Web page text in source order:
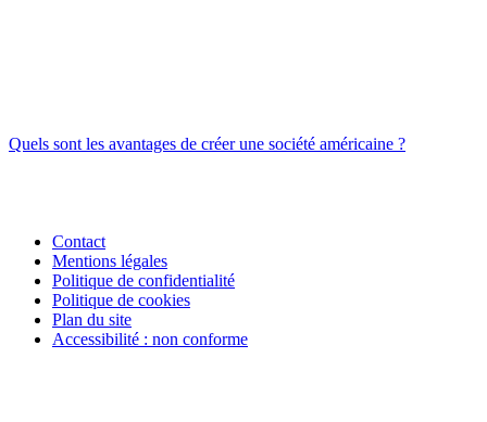
Quels sont les avantages de créer une société américaine ?
Contact
Mentions légales
Politique de confidentialité
Politique de cookies
Plan du site
Accessibilité : non conforme